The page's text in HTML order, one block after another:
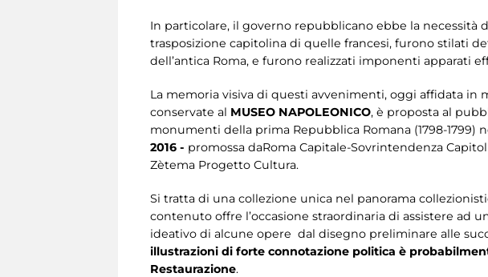
In particolare, il governo repubblicano ebbe la
trasposizione capitolina di quelle francesi, furono stilati
dell’antica Roma, e furono realizzati imponenti apparati
La memoria visiva di questi avvenimenti, oggi affidata in
conservate al MUSEO NAPOLEONICO, è proposta al
monumenti della prima Repubblica Romana (1798-1799)
2016 - promossa daRoma Capitale-Sovrintendenza
Zètema Progetto Cultura.
Si tratta di una collezione unica nel panorama
contenuto offre l’occasione straordinaria di assistere ad
ideativo di alcune opere dal disegno preliminare alle
illustrazioni di forte connotazione politica è
Restaurazione.